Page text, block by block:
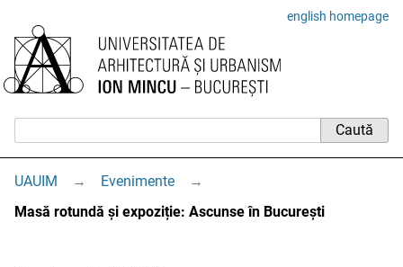
english homepage
UAUIM → Evenimente
→
Masă rotundă și expoziție: Ascunse în București